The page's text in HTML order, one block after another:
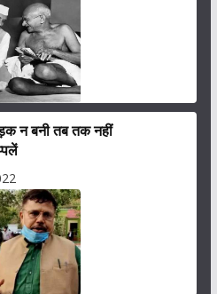
न बनी तब तक नहीं